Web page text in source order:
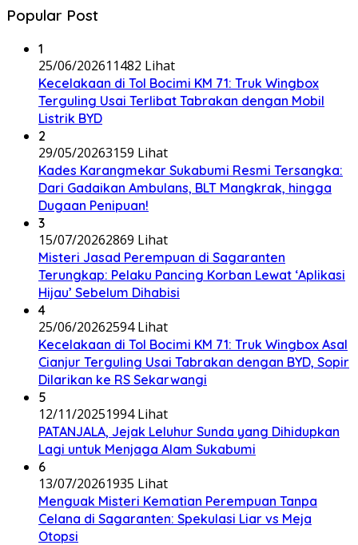
Popular Post
1
25/06/202611482 Lihat
Kecelakaan di Tol Bocimi KM 71: Truk Wingbox
Terguling Usai Terlibat Tabrakan dengan Mobil
Listrik BYD
2
29/05/20263159 Lihat
Kades Karangmekar Sukabumi Resmi Tersangka:
Dari Gadaikan Ambulans, BLT Mangkrak, hingga
Dugaan Penipuan!
3
15/07/20262869 Lihat
Misteri Jasad Perempuan di Sagaranten
Terungkap: Pelaku Pancing Korban Lewat ‘Aplikasi
Hijau’ Sebelum Dihabisi
4
25/06/20262594 Lihat
Kecelakaan di Tol Bocimi KM 71: Truk Wingbox Asal
Cianjur Terguling Usai Tabrakan dengan BYD, Sopir
Dilarikan ke RS Sekarwangi
5
12/11/20251994 Lihat
PATANJALA, Jejak Leluhur Sunda yang Dihidupkan
Lagi untuk Menjaga Alam Sukabumi
6
13/07/20261935 Lihat
Menguak Misteri Kematian Perempuan Tanpa
Celana di Sagaranten: Spekulasi Liar vs Meja
Otopsi